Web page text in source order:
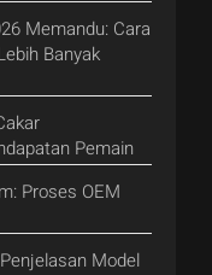
Memandu: Cara
Banyak
Pemain
Proses OEM
Model